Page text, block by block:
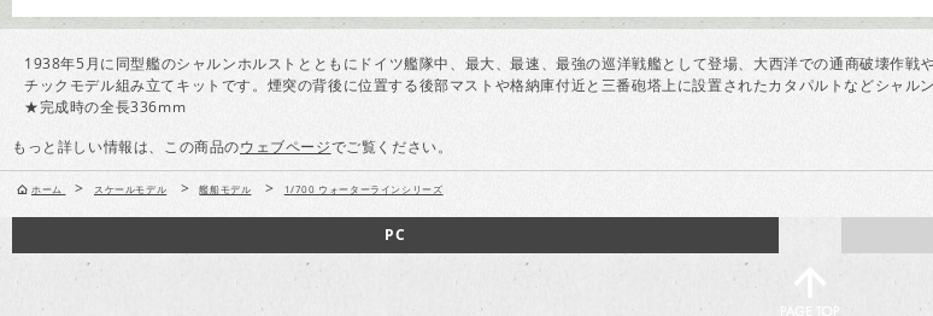
1938年5月に同型艦のシャルンホルストとともにドイツ艦隊中、最大、最速、最強の巡洋戦艦として登場、大西洋での通商破壊作
チックモデル組み立てキットです。煙突の背後に位置する後部マストや格納庫付近と三番砲塔上に設置されたカタパルトなどシャル
★完成時の全長336mm
もっと詳しい情報は、この商品のウェブページでご覧ください。
ホーム > スケールモデル > 艦船モデル > 1/700 ウォーターラインシリーズ
PC